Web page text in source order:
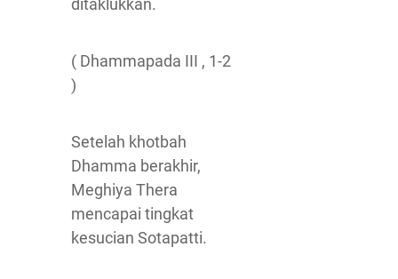
ditaklukkan.
( Dhammapada III , 1-2
)
Setelah khotbah
Dhamma berakhir,
Meghiya Thera
mencapai tingkat
kesucian Sotapatti.